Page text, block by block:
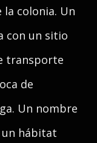
colonia. Un
con un sitio
transporte
de
Un nombre
un hábitat